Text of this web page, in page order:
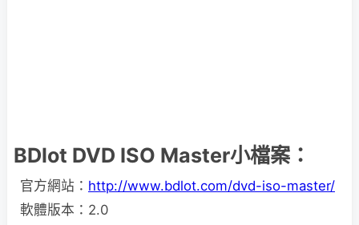
BDlot DVD ISO Master小檔案：
官方網站： http://www.bdlot.com/dvd-iso-master/
軟體版本：2.0